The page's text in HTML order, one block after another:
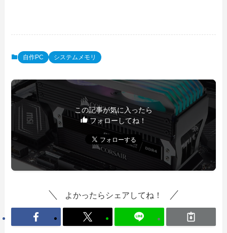
自作PC システムメモリ
この記事が気に入ったら
フォローしてね！
よかったらシェアしてね！